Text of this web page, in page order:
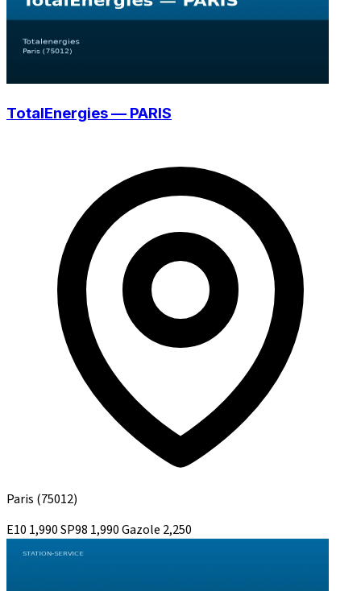
TotalEnergies — PARIS
Paris (75012)
E10 1,990SP98 1,990Gazole 2,250